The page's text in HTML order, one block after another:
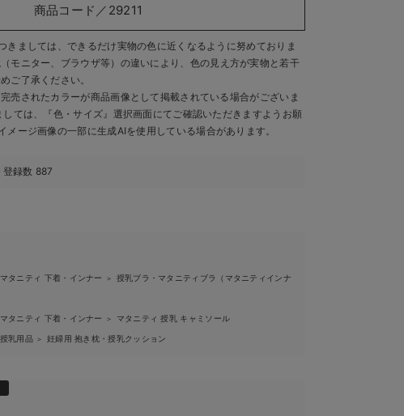
商品コード／29211
きましては、できるだけ実物の色に近くなるように努めておりま
モニター、ブラウザ等）の違いにより、色の見え方が実物と若干
ご了承ください。
売されたカラーが商品画像として掲載されている場合がございま
ては、『色・サイズ』選択画面にてご確認いただきますようお願
メージ画像の一部に生成AIを使用している場合があります。
録数 887
マタニティ 下着・インナー ＞ 授乳ブラ・マタニティブラ（マタニティインナ
マタニティ 下着・インナー ＞ マタニティ 授乳 キャミソール
授乳用品 ＞ 妊婦用 抱き枕・授乳クッション